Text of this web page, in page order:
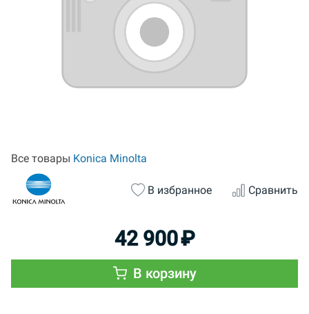
Все товары Konica Minolta
В избранное Сравнить
42 900₽
В корзину